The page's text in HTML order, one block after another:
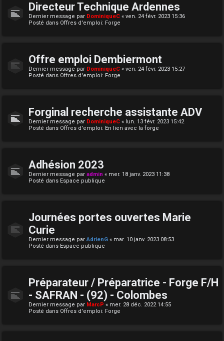
Directeur Technique Ardennes
Dernier message par DominiqueC « ven. 24 févr. 2023 15:36
Posté dans Offres d'emploi: Forge
Offre emploi Dembiermont
Dernier message par DominiqueC « ven. 24 févr. 2023 15:27
Posté dans Offres d'emploi: Forge
Forginal recherche assistante ADV
Dernier message par DominiqueC « lun. 13 févr. 2023 15:42
Posté dans Offres d'emploi: En lien avec la forge
Adhésion 2023
Dernier message par admin « mer. 18 janv. 2023 11:38
Posté dans Espace publique
Journées portes ouvertes Marie
Curie
Dernier message parAdrienG « mar. 10 janv. 2023 08:53
Posté dans Espace publique
Préparateur / Préparatrice - Forge F/H
- SAFRAN - (92) - Colombes
Dernier message par MarcP « mer. 28 déc. 2022 14:55
Posté dans Offres d'emploi: Forge